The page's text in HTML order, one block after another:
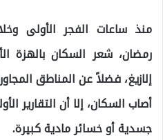
منذ ساعات الفجر الأولى
رمضان، شعر السكان بالهزة
إلازيغ، فضلاً عن المناطق
أصاب السكان، إلا أن التقارير
جسدية أو خسائر مادية كبيرة.